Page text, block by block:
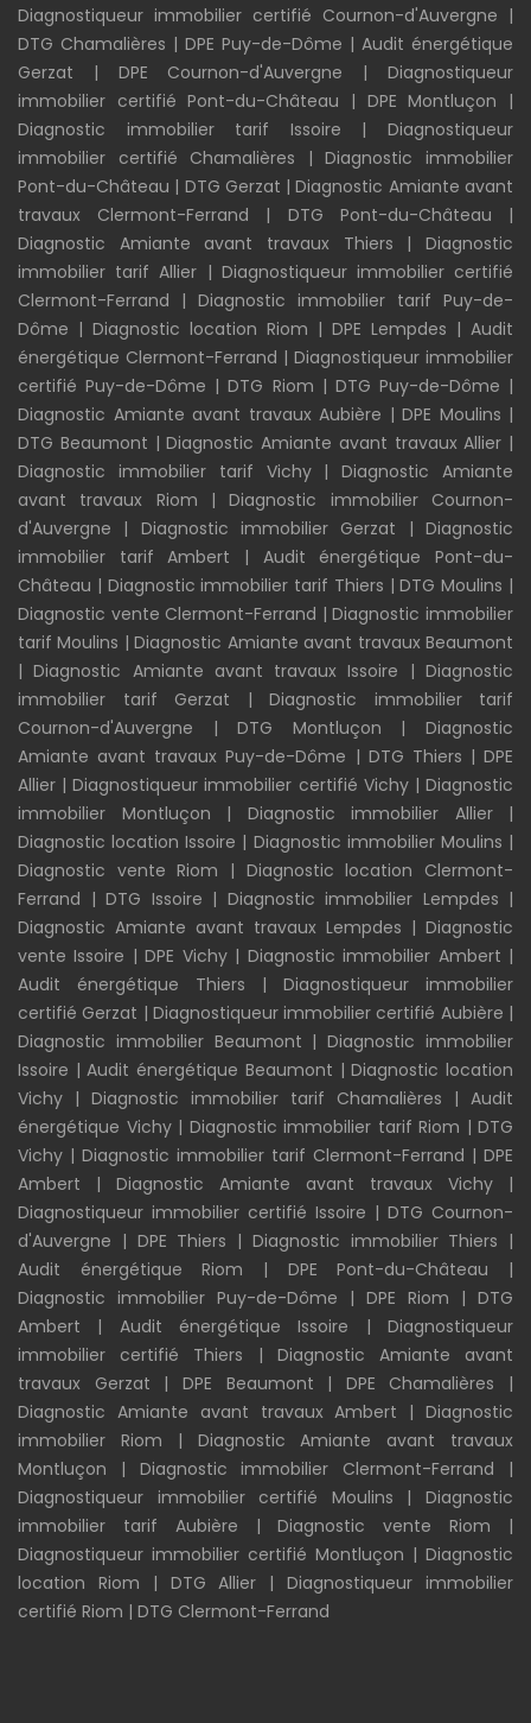
Diagnostiqueur immobilier certifié Cournon-d'Auvergne |
DTG Chamalières | DPE Puy-de-Dôme | Audit énergétique
Gerzat | DPE Cournon-d'Auvergne |Diagnostiqueur
immobilier certifié Pont-du-Château | DPE Montluçon |
Diagnostic immobilier tarif Issoire |Diagnostiqueur
immobilier certifié Chamalières |Diagnostic immobilier
Pont-du-Château | DTG Gerzat |Diagnostic Amiante avant
travaux Clermont-Ferrand | DTG Pont-du-Château |
Diagnostic Amiante avant travaux Thiers |Diagnostic
immobilier tarif Allier | Diagnostiqueur immobilier certifié
Clermont-Ferrand | Diagnostic immobilier tarif Puy-de-
Dôme | Diagnostic location Riom | DPE Lempdes | Audit
énergétique Clermont-Ferrand | Diagnostiqueur immobilier
certifié Puy-de-Dôme |DTG Riom | DTG Puy-de-Dôme |
Diagnostic Amiante avant travaux Aubière | DPE Moulins |
DTG Beaumont |Diagnostic Amiante avant travaux Allier |
Diagnostic immobilier tarif Vichy|Diagnostic Amiante
avant travaux Riom |Diagnostic immobilier Cournon-
d'Auvergne | Diagnostic immobilier Gerzat |Diagnostic
immobilier tarif Ambert | Audit énergétique Pont-du-
Château | Diagnostic immobilier tarif Thiers |DTG Moulins |
Diagnostic vente Clermont-Ferrand |Diagnostic immobilier
tarif Moulins |Diagnostic Amiante avant travaux Beaumont
|Diagnostic Amiante avant travaux Issoire |Diagnostic
immobilier tarif Gerzat | Diagnostic immobilier tarif
Cournon-d'Auvergne |DTG Montluçon |Diagnostic
Amiante avant travaux Puy-de-Dôme | DTG Thiers | DPE
Allier |Diagnostiqueur immobilier certifié Vichy|Diagnostic
immobilier Montluçon | Diagnostic immobilier Allier|
Diagnostic location Issoire | Diagnostic immobilier Moulins |
Diagnostic vente Riom | Diagnostic location Clermont-
Ferrand | DTG Issoire | Diagnostic immobilier Lempdes |
Diagnostic Amiante avant travaux Lempdes | Diagnostic
vente Issoire |DPE Vichy| Diagnostic immobilier Ambert |
Audit énergétique Thiers | Diagnostiqueur immobilier
certifié Gerzat | Diagnostiqueur immobilier certifié Aubière |
Diagnostic immobilier Beaumont |Diagnostic immobilier
Issoire |Audit énergétique Beaumont |Diagnostic location
Vichy | Diagnostic immobilier tarif Chamalières | Audit
énergétique Vichy| Diagnostic immobilier tarif Riom | DTG
Vichy | Diagnostic immobilier tarif Clermont-Ferrand | DPE
Ambert | Diagnostic Amiante avant travaux Vichy |
Diagnostiqueur immobilier certifié Issoire | DTG Cournon-
d'Auvergne | DPE Thiers | Diagnostic immobilier Thiers |
Audit énergétique Riom | DPE Pont-du-Château |
Diagnostic immobilier Puy-de-Dôme | DPE Riom | DTG
Ambert | Audit énergétique Issoire |Diagnostiqueur
immobilier certifié Thiers | Diagnostic Amiante avant
travaux Gerzat | DPE Beaumont | DPE Chamalières |
Diagnostic Amiante avant travaux Ambert |Diagnostic
immobilier Riom | Diagnostic Amiante avant travaux
Montluçon | Diagnostic immobilier Clermont-Ferrand |
Diagnostiqueur immobilier certifié Moulins |Diagnostic
immobilier tarif Aubière |Diagnostic vente Riom |
Diagnostiqueur immobilier certifié Montluçon | Diagnostic
location Riom | DTG Allier |Diagnostiqueur immobilier
certifié Riom | DTG Clermont-Ferrand